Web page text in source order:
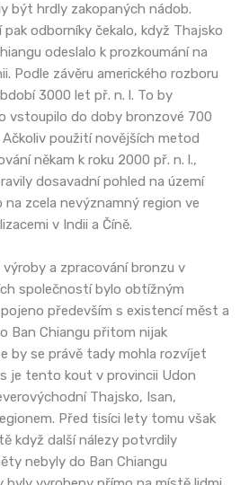
být hrdly zakopaných nádob.
odborníky čekalo, když Thajsko
odeslalo k prozkoumání na
Podle závěru amerického rozboru
3000 let př. n. l. To by
vstoupilo do doby bronzové 700
použití novějších metod
někam k roku 2000 př. n. l.,
dosavadní pohled na území
zcela nevýznamný region ve
v Indii a Číně.
a zpracování bronzu v
společností bylo obtížným
především s existencí měst a
Ban Chiangu přitom nijak
by se právě tady mohla rozvíjet
je tento kout v provincii Udon
Thajsko, Isan,
Před tisíci lety tomu však
když další nálezy potvrdily
nebyly do Ban Chiangu